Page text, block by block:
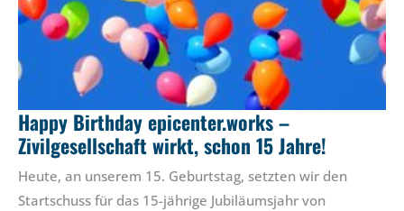
Happy Birthday epicenter.works –
Zivilgesellschaft wirkt, schon 15 Jahre!
Heute, an unserem 15. Geburtstag, setzten wir den
Startschuss für das 15-jährige Jubiläumsjahr von